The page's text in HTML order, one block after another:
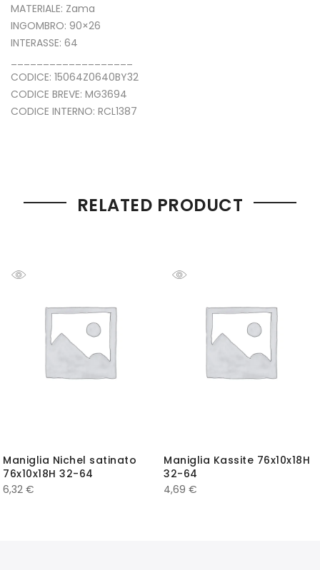
MATERIALE: Zama
INGOMBRO: 90×26
INTERASSE: 64
CODICE: 15064Z0640BY32
CODICE BREVE: MG3694
CODICE INTERNO: RCL1387
RELATED PRODUCT
Maniglia Nichel satinato
76x10x18H 32-64
6,32 €
Maniglia Kassite 76x10x18H
32-64
4,69 €